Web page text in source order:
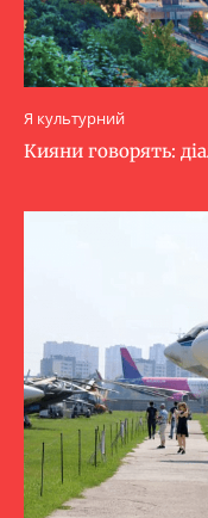
Я культурний
Кияни говорять: